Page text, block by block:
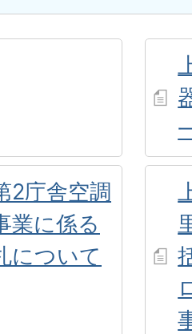
2庁舎空調
業に係る
について